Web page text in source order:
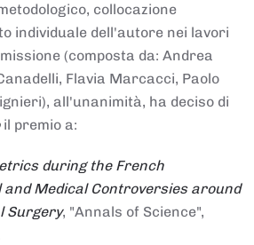
collocazione
individuale dell'autore nei lavori
(composta da: Andrea
Flavia Marcacci, Paolo
all'unanimità, ha deciso di
il premio a:
during the French
and Medical Controversies around
Surgery, "Annals of Science",